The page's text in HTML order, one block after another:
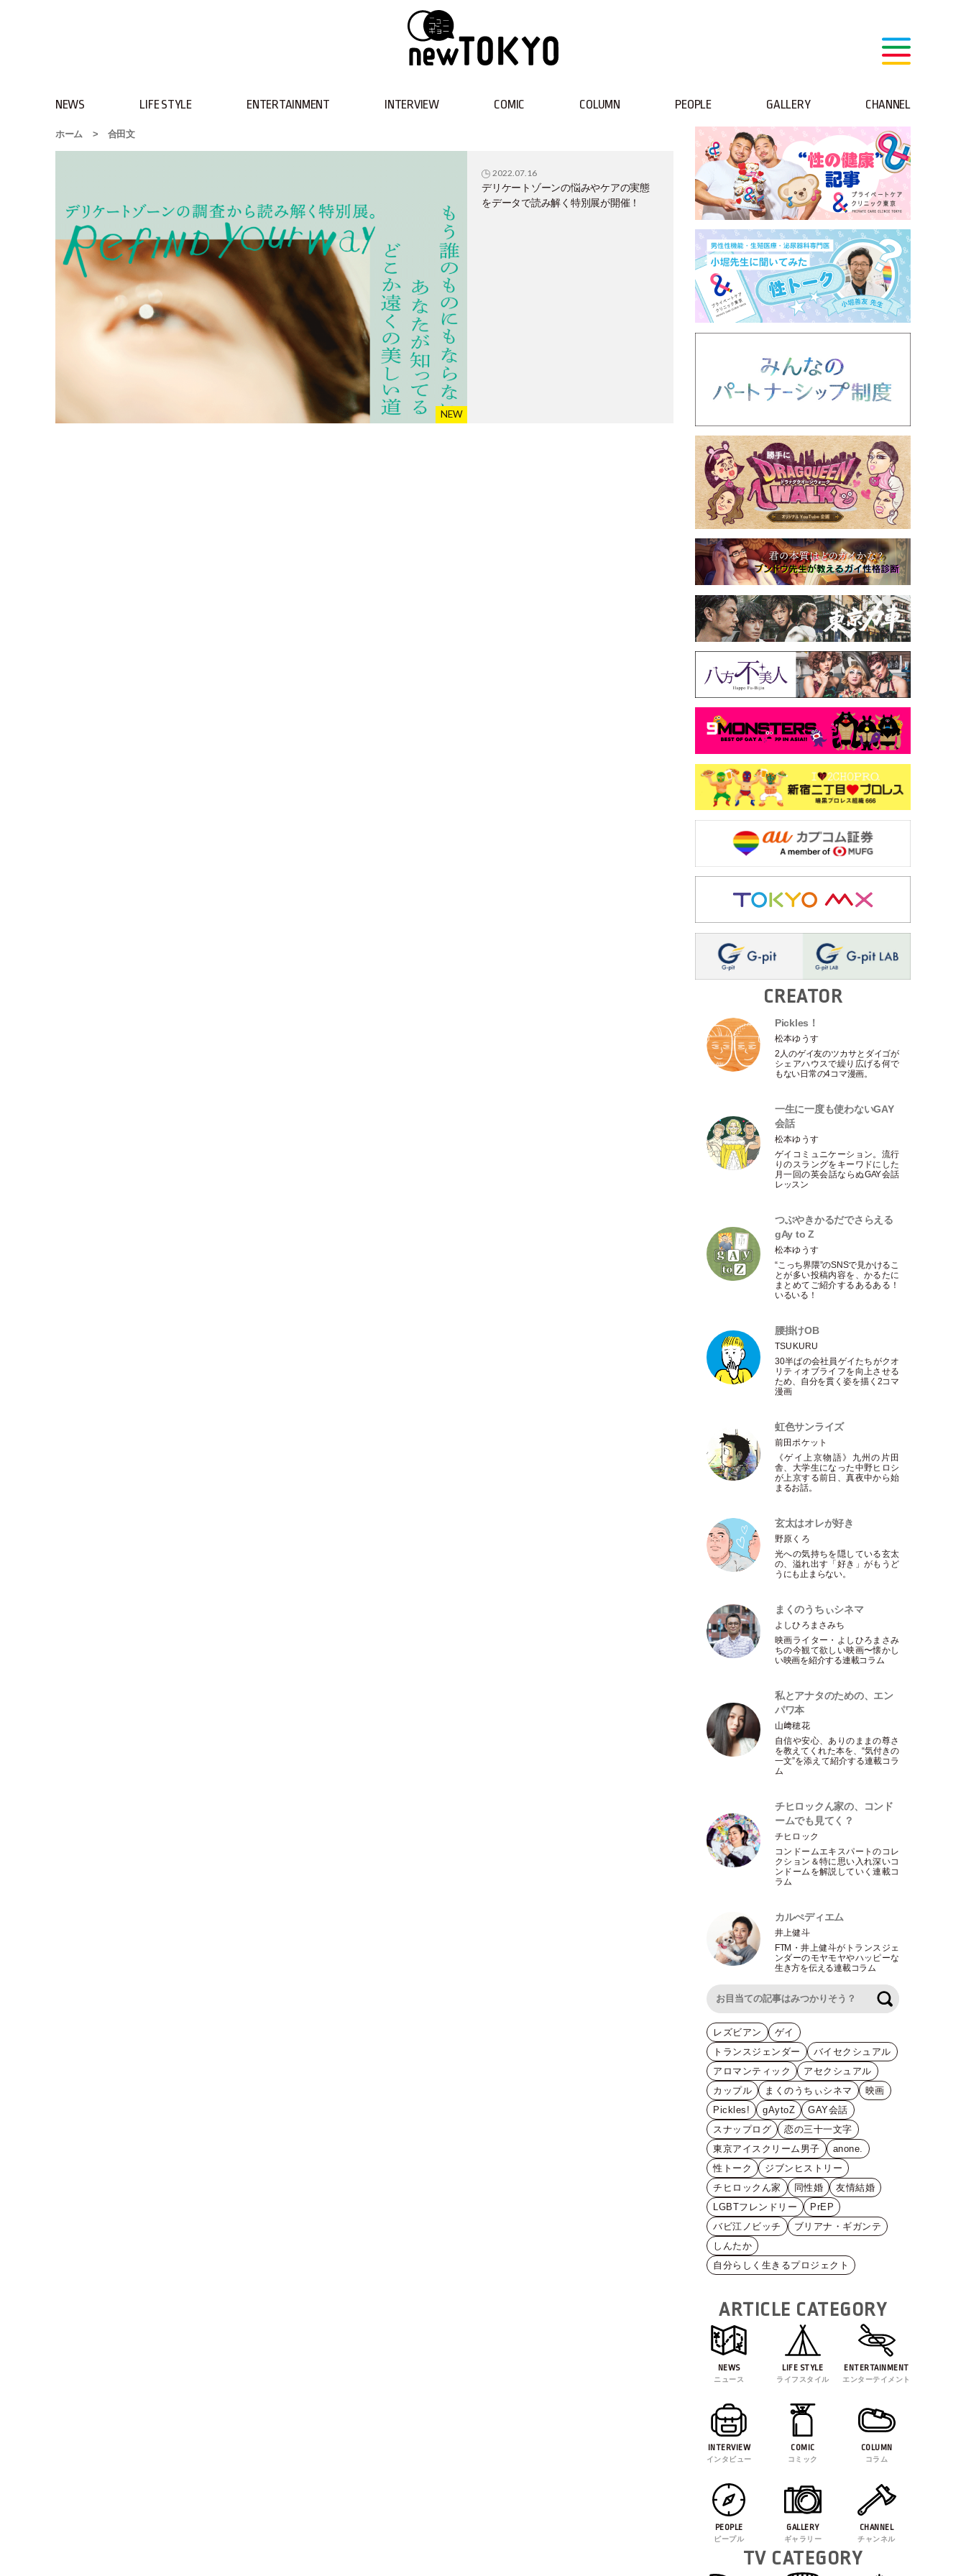
NEWS LIFE STYLE ENTERTAINMENT INTERVIEW COMIC COLUMN PEOPLE GALLERY CHANNEL
ホーム > 合田文
2022.07.16
デリケートゾーンの悩みやケアの実態
をデータで読み解く特別展が開催！
CREATOR
Pickles！
松本ゆうす
2人のゲイ友のツカサとダイゴが
シェアハウスで繰り広げる何で
もない日常の4コマ漫画。
一生に一度も使わないGAY
会話
松本ゆうす
ゲイコミュニケーション。流行
りのスラングをキーワドにした
月一回の英会話ならぬGAY会話
レッスン
つぶやきかるだでさらえる
gAy to Z
松本ゆうす
“こっち界隈”のSNSで見かけるこ
とが多い投稿内容を、かるたに
まとめてご紹介するあるある！
いるいる！
腰掛けOB
TSUKURU
30半ばの会社員ゲイたちがクオ
リティオブライフを向上させる
ため、自分を貫く姿を描く2コマ
漫画
虹色サンライズ
前田ポケット
《ゲイ上京物語》九州の片田
舎、大学生になった中野ヒロシ
が上京する前日、真夜中から始
まるお話。
玄太はオレが好き
野原くろ
光への気持ちを隠している玄太
の、溢れ出す 「好き 」がもうど
うにも止まらない。
まくのうちぃシネマ
よしひろまさみち
映画ライター ・ よしひろまさみ
ちの今観て欲しい映画〜懐かし
い映画を紹介する連載コラム
私とアナタのための、エン
パワ本
山﨑穂花
自信や安心、ありのままの尊さ
を教えてくれた本を、“気付きの
一文”を添えて紹介する連載コラ
ム
チヒロックん家の、コンド
ームでも見てく？
チヒロック
コンドームエキスパートのコレ
クション＆特に思い入れ深いコ
ンドームを解説していく連載コ
ラム
カルぺディエム
井上健斗
FTM ・井上健斗がトランスジェ
ンダーのモヤモヤやハッピーな
生き方を伝える連載コラム
レズビアン
ゲイ
トランスジェンダー
バイセクシュアル
アロマンティック
アセクシュアル
カップル
まくのうちぃシネマ
映画
Pickles!
gAytoZ
GAY会話
スナップログ
恋の三十一文字
東京アイスクリーム男子
anone.
性トーク
ジブンヒストリー
チヒロックん家
同性婚
友情結婚
LGBTフレンドリー
PrEP
バビ江ノビッチ
ブリアナ・ギガンテ
しんたか
自分らしく生きるプロジェクト
ARTICLE CATEGORY
NEWS
ニュース
LIFE STYLE
ライフスタイル
ENTERTAINMENT
エンターテイメント
INTERVIEW
インタビュー
COMIC
コミック
COLUMN
コラム
PEOPLE
ピープル
GALLERY
ギャラリー
CHANNEL
チャンネル
TV CATEGORY